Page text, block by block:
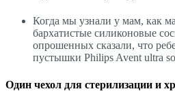
Когда мы узнали у мам, как
бархатистые силиконовые
опрошенных сказали, что
пустышки Philips Avent ultra
Один чехол для стерилизации и